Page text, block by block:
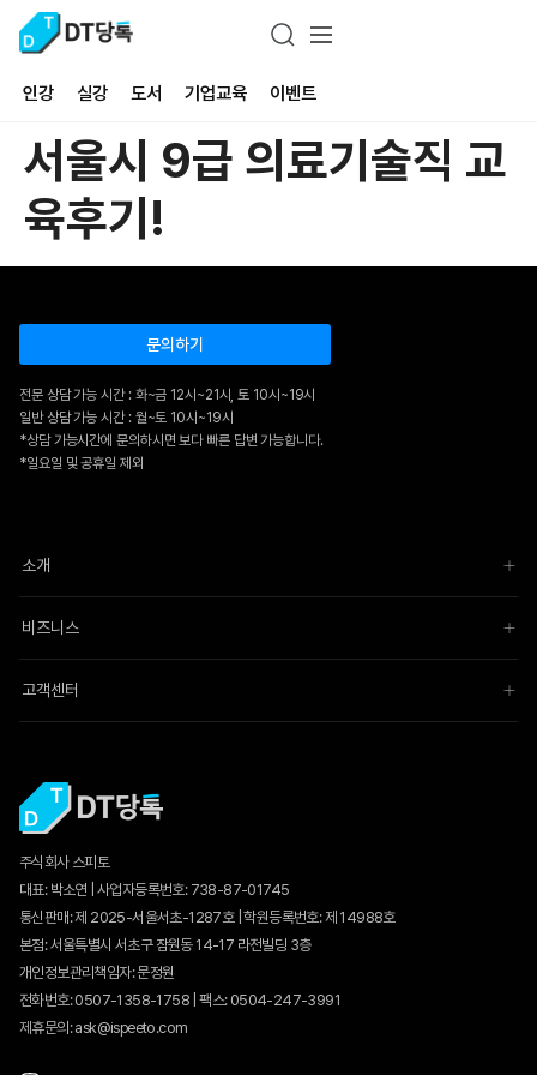
인강 실강 도서 기업교육 이벤트
서울시 9급 의료기술직 교
육후기!
문의하기
전문 상담 가능 시간 : 화~금 12시~21시, 토 10시~19시
일반 상담 가능 시간 : 월~토 10시~19시
*상담 가능시간에 문의하시면 보다 빠른 답변 가능합니다.
*일요일 및 공휴일 제외
소개
비즈니스
고객센터
주식회사 스피토
대표: 박소연 | 사업자등록번호: 738-87-01745
통신판매:제 2025-서울서초-1287호| 학원등록번호: 제 14988호
본점: 서울특별시 서초구 잠원동 14-17 라전빌딩 3층
개인정보관리책임자: 문정원
전화번호: 0507-1358-1758 | 팩스: 0504-247-3991
제휴문의: ask@ispeeto.com